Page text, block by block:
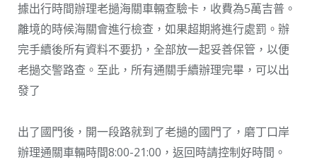
據出行時間辦理老撾海關車輛查驗卡，收費為5萬吉普。
離境的時候海關會進行檢查，如果超期將進行處罰。辦
完手續後所有資料不要扔，全部放一起妥善保管，以便
老撾交警路查。至此，所有通關手續辦理完畢，可以出
發了
出了國門後，開一段路就到了老撾的國門了，磨丁口岸
辦理通關車輛時間8:00-21:00，返回時請控制好時間。